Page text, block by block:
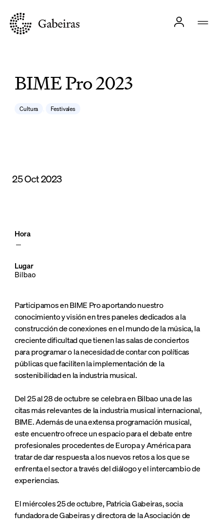
BIME Pro 2023
Cultura Festivales
25 Oct 2023
Hora
Lugar
Bilbao
Participamos en BIME Pro aportando nuestro
conocimiento y visión en tres paneles dedicados a la
construcción de conexiones en el mundo de la música, la
creciente dificultad que tienen las salas de conciertos
para programar o la necesidad de contar con políticas
públicas que faciliten la implementación de la
sostenibilidad en la industria musical.
Del 25 al 28 de octubre se celebra en Bilbao una de las
citas más relevantes de la industria musical internacional,
BIME. Además de una extensa programación musical,
este encuentro ofrece un espacio para el debate entre
profesionales procedentes de Europa y América para
tratar de dar respuesta a los nuevos retos a los que se
enfrenta el sector a través del diálogo y el intercambio de
experiencias.
El miércoles 25 de octubre, Patricia Gabeiras, socia
fundadora de Gabeiras y directora de la Asociación de